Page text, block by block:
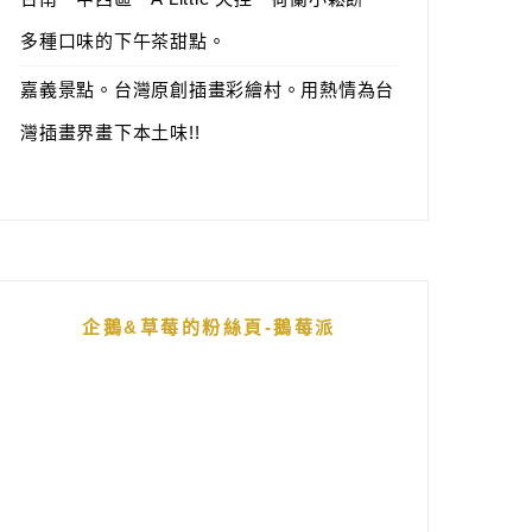
多種口味的下午茶甜點。
嘉義景點。台灣原創插畫彩繪村。用熱情為台
灣插畫界畫下本土味!!
企鵝&草莓的粉絲頁-鵝莓派